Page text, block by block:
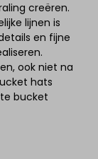
creëren.
lijnen is
en fijne
ook niet na
hats
bucket